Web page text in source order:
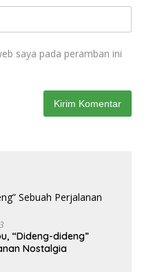
saya pada peramban ini
“Dideng-dideng”
Nostalgia